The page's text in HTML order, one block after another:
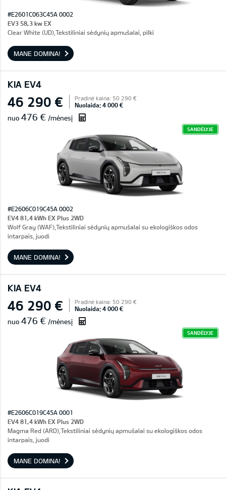
#E2601C063C45A 0002
EV3 58,3 kw EX
Clear White (UD),Tekstiliniai sėdynių apmušalai, pilki
MANE DOMINA!
KIA EV4
46 290 € Pradinė kaina: 50 290 €
Nuolaida: 4 000 €
nuo 476 € /mėnesį
SANDĖLYJE
#E2606C019C45A 0002
EV4 81,4 kWh EX Plus 2WD
Wolf Gray (WAF),Tekstiliniai sėdynių apmušalai su ekologiškos odos
intarpais, juodi
MANE DOMINA!
KIA EV4
46 290 € Pradinė kaina: 50 290 €
Nuolaida: 4 000 €
nuo 476 € /mėnesį
SANDĖLYJE
#E2606C019C45A 0001
EV4 81,4 kWh EX Plus 2WD
Magma Red (ARD),Tekstiliniai sėdynių apmušalai su ekologiškos odos
intarpais, juodi
MANE DOMINA!